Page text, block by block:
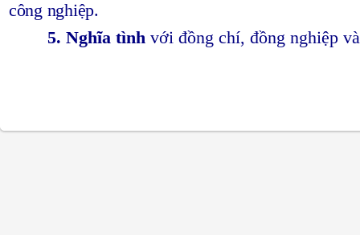
công nghiệp.
5. Nghĩa tình với đồng chí, đồng nghiệp